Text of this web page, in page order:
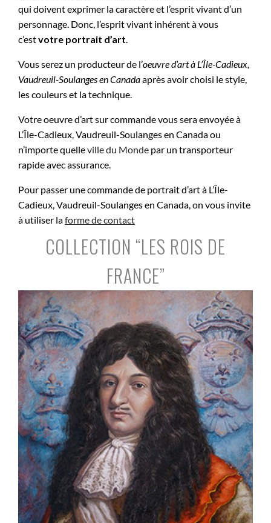
qui doivent exprimer la caractère et l’esprit vivant d’un
personnage. Donc, l’esprit vivant inhérent à vous
c’estvotre portrait d’art.
Vous serez un producteur de l’oeuvre d’art à L’Île-Cadieux,
Vaudreuil-Soulanges en Canadaaprès avoir choisi le style,
les couleurs et la technique.
Votre oeuvre d’art sur commande vous sera envoyée à
L’Île-Cadieux, Vaudreuil-Soulanges en Canada ou
n’importe quelleville du Monde par un transporteur
rapide avec assurance.
Pour passer une commande de portrait d’art à L’Île-
Cadieux, Vaudreuil-Soulanges en Canada, on vous invite
à utiliser laforme de contact
COLLECTION “LES ROIS DE
FRANCE”